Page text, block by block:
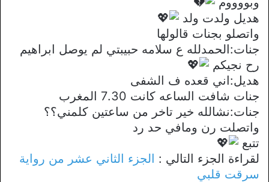
هديل ولدت ولد
واتصلو بجنات قالولها
جنات:الحمدلله ع سلامه حبيبتي لم يوصل ابراهيم
رح نجيكم
هديل:اني قعده ف الشفى
جنات شافت الساعه كانت 7.30 المغرب
جنات:نشالله خير تاخر من ساعتين كلمني؟؟
واتصلت رن ومافي حد رد
تتبع
لقراءة الجزء التالي : الجزء الثاني عشر من رواية
سرقت قلبي